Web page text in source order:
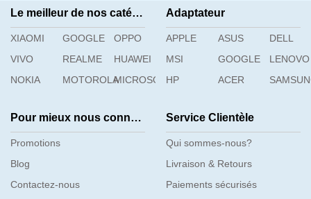
Le meilleur de nos catégories
XIAOMI GOOGLE
OPPO
VIVO
REALME
HUAWEI
NOKIA
MOTOROLAMICROSOFT
Adaptateur
APPLE ASUS
DELL
MSI
GOOGLE
LENOVO
HP
ACER
Pour mieux nous connaître
Promotions
Blog
Contactez-nous
Service Clientèle
Qui sommes-nous?
Livraison & Retours
Paiements sécurisés